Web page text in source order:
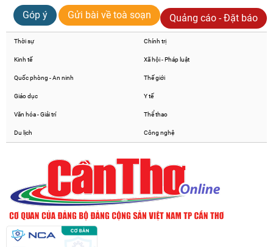
Góp ý
Gửi bài về toà soạn Quảng cáo - Đặt báo
Thời sự Chính trị
Kinh tế Xã hội - Pháp luật
Quốc phòng - An ninh Thế giới
Giáo dục Y tế
Văn hóa - Giải trí Thể thao
Du lịch Công nghệ